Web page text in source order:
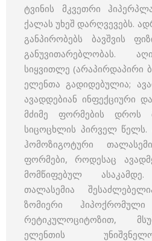
ტვინის მკვეთრი
ქალას უხეშ დარღვევებს.
განპირობებს ბავშვის
განუვითარებლობას.
სიყვითლე (არაპირდაპირი
ელენთა გადიდებულია;
ავადდებიან ინფექციური
მძიმე ფორმების დროს
სიცოცხლის პირველ წელს.
ჰომოზიგოტური
ფორმები, როდესაც
მომწიფებულ
თალასემია
ზომიერი
რეტიკულოციტოზით,
ელენთის